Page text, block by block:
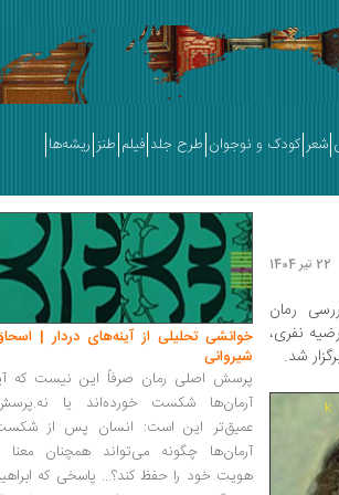
شعر کودک و نوجوان طرح جلد فیلم طنز ریشه‌ها
22 تیر 1404
رمان
نفری،
شد.
خوانشی تحلیلی از آینه‌های دردار |
شیروانی
پرسش اصلی رمان صرفاً این نیست که
آرمان‌ها شکست خورده‌اند یا
عمیق‌تر این است: انسان پس از
آرمان‌ها چگونه می‌تواند همچنان معنا
هویت خود را حفظ کند؟... پاسخی که